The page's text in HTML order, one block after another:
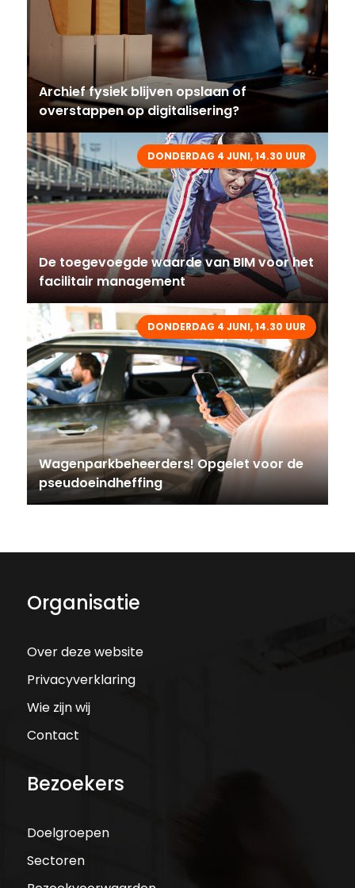
Archief fysiek blijven opslaan of
overstappen op digitalisering?
DONDERDAG 4 JUNI, 14.30 UUR
De toegevoegde waarde van BIM voor het
facilitair management
DONDERDAG 4 JUNI, 14.30 UUR
Wagenparkbeheerders! Opgelet voor de
pseudoeindheffing
Organisatie
Over deze website
Privacyverklaring
Wie zijn wij
Contact
Bezoekers
Doelgroepen
Sectoren